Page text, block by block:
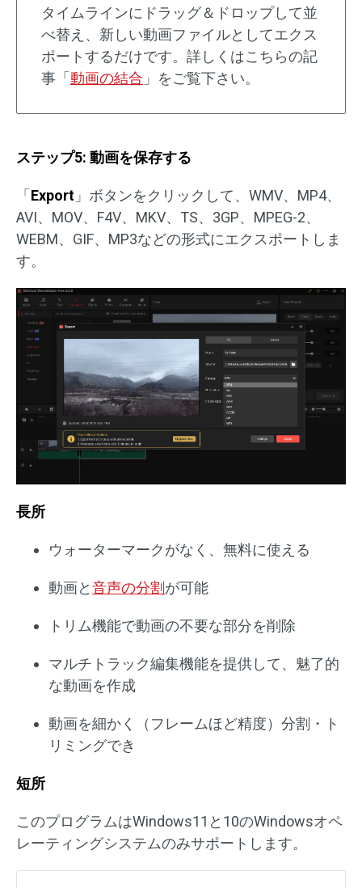
タイムラインにドラッグ＆ドロップして並
べ替え、新しい動画ファイルとしてエクス
ポートするだけです。詳しくはこちらの記
事「 動画の結合 」をご覧下さい。
ステップ5: 動画を保存する
「 Export 」ボタンをクリックして、WMV、MP4、
AVI、MOV、F4V、MKV、TS、3GP、MPEG-2、
WEBM、GIF、MP3などの形式にエクスポートしま
す。
長所
ウォーターマークがなく、無料に使える
動画と音声の分割が可能
トリム機能で動画の不要な部分を削除
マルチトラック編集機能を提供して、魅了的
な動画を作成
動画を細かく（フレームほど精度）分割・ト
リミングでき
短所
このプログラムはWindows11と10のWindowsオペ
レーティングシステムのみサポートします。